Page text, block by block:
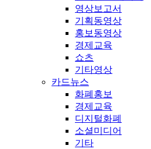
영상보고서
기획동영상
홍보동영상
경제교육
쇼츠
기타영상
카드뉴스
화폐홍보
경제교육
디지털화폐
소셜미디어
기타